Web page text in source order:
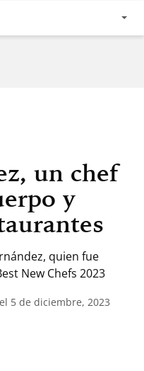
un chef
y
quien fue
New Chefs 2023
5 de diciembre, 2023